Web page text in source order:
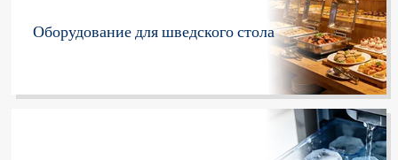
Оборудование для шведского стола